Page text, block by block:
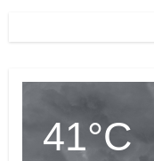
41°C